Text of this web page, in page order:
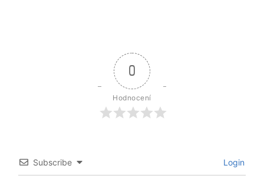
0
Hodnocení
Subscribe Login